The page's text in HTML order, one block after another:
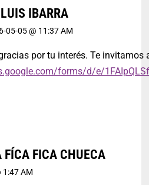
LUIS IBARRA
05-05 @ 11:37 AM
por tu interés. Te invitamos
forms/d/e/
FÍCA FICA CHUECA
1:47 AM